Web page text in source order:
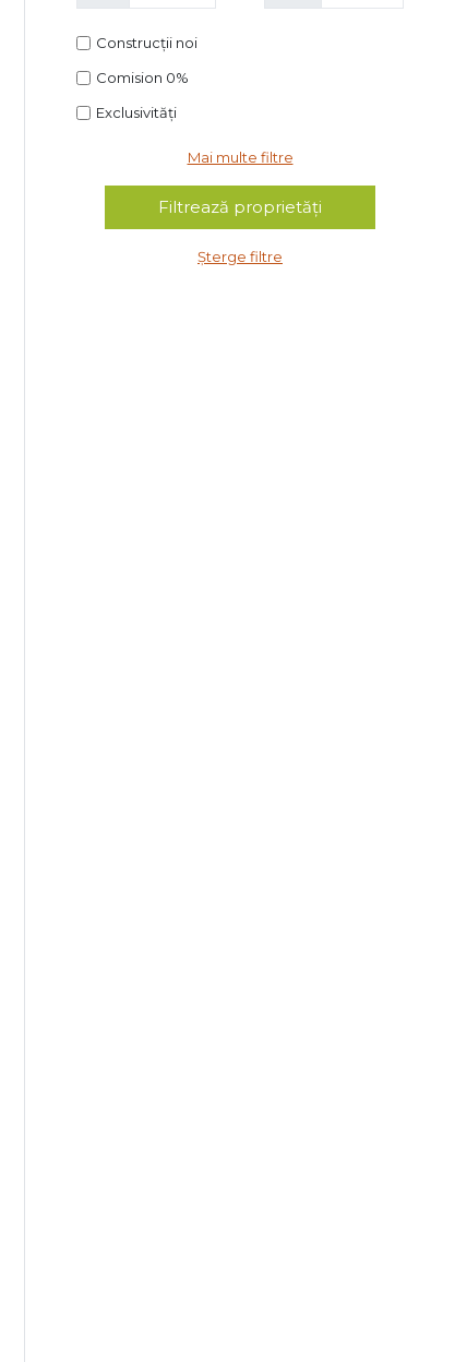
Construcții noi
Comision 0%
Exclusivități
Mai multe filtre
Șterge filtre